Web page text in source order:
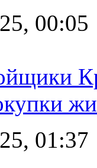
00:05
01:37